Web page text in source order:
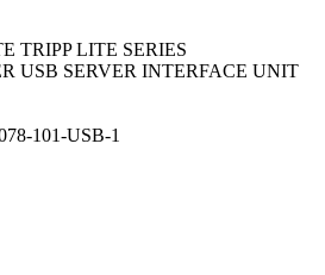
TRIPP LITE SERIES
USB SERVER INTERFACE UNIT
101-USB-1